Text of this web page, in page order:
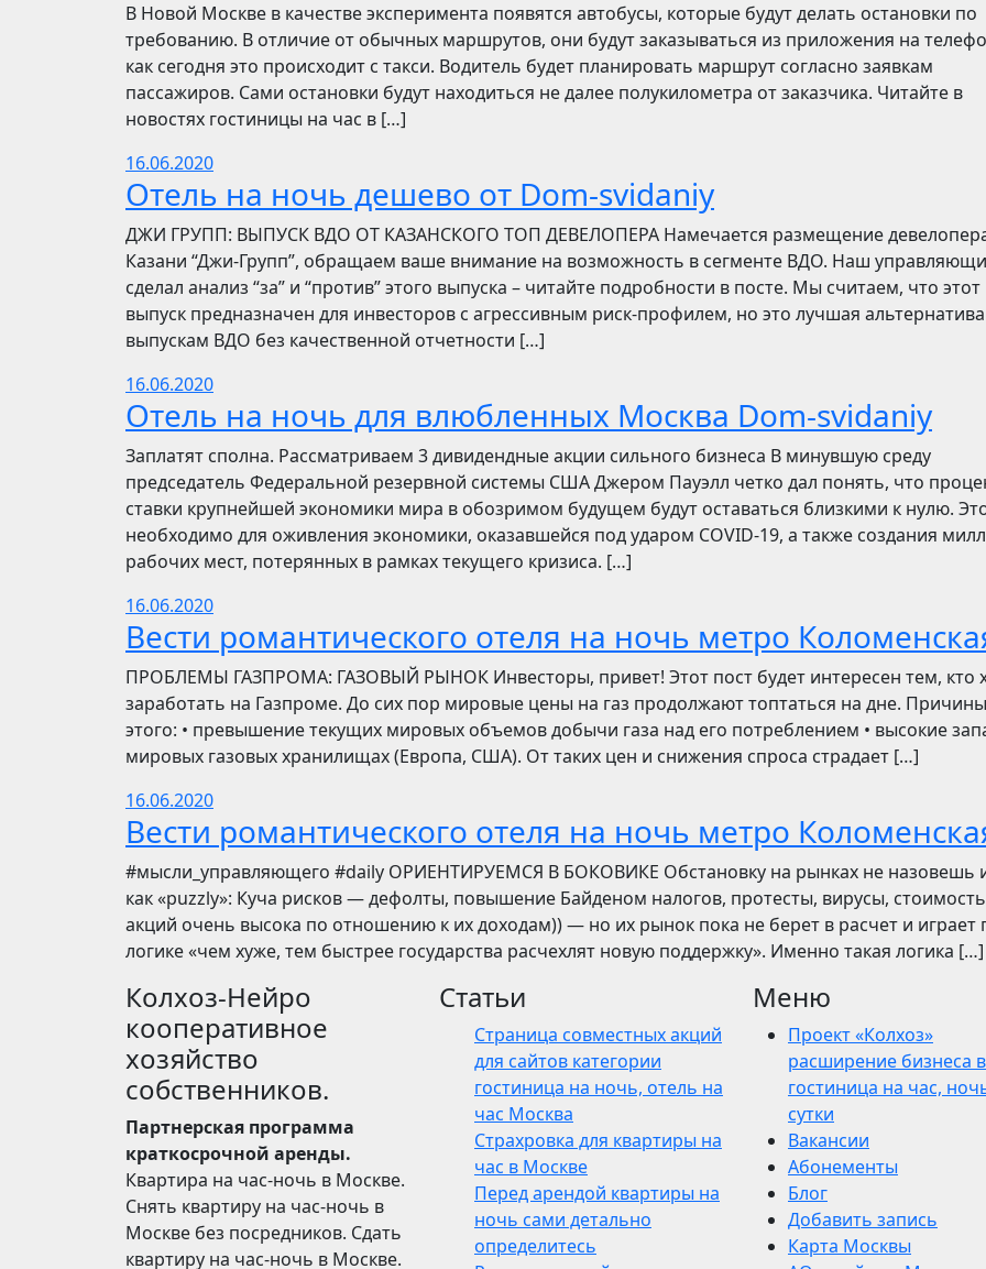
В Новой Москве в качестве эксперимента появятся автобусы, которые будут делать остановки по
требованию. В отличие от обычных маршрутов, они будут заказываться из приложения на
как сегодня это происходит с такси. Водитель будет планировать маршрут согласно заявкам
пассажиров. Сами остановки будут находиться не далее полукилометра от заказчика. Читайте в
новостях гостиницы на час в […]
16.06.2020
Отель на ночь дешево от Dom-svidaniy
​​ДЖИ ГРУПП: ВЫПУСК ВДО ОТ КАЗАНСКОГО ТОП ДЕВЕЛОПЕРА Намечается размещение
Казани “Джи-Групп”, обращаем ваше внимание на возможность в сегменте ВДО. Наш
сделал анализ “за” и “против” этого выпуска – читайте подробности в посте. Мы считаем, что этот
выпуск предназначен для инвесторов с агрессивным риск-профилем, но это лучшая альтернатива
выпускам ВДО без качественной отчетности […]
16.06.2020
Отель на ночь для влюбленных Москва Dom-svidaniy
Заплатят сполна. Рассматриваем 3 дивидендные акции сильного бизнеса В минувшую среду
председатель Федеральной резервной системы США Джером Пауэлл четко дал понять, что
ставки крупнейшей экономики мира в обозримом будущем будут оставаться близкими к нулю.
необходимо для оживления экономики, оказавшейся под ударом COVID-19, а также создания
рабочих мест, потерянных в рамках текущего кризиса. […]
16.06.2020
Вести романтического отеля на ночь метро
ПРОБЛЕМЫ ГАЗПРОМА: ГАЗОВЫЙ РЫНОК Инвесторы, привет! Этот пост будет интересен тем, кто
заработать на Газпроме. До сих пор мировые цены на газ продолжают топтаться на дне. Причины
этого: • превышение текущих мировых объемов добычи газа над его потреблением • высокие
мировых газовых хранилищах (Европа, США). От таких цен и снижения спроса страдает […]
16.06.2020
Вести романтического отеля на ночь метро
​​#мысли_управляющего #daily ОРИЕНТИРУЕМСЯ В БОКОВИКЕ Обстановку на рынках не назовешь
как «puzzly»: Куча рисков — дефолты, повышение Байденом налогов, протесты, вирусы, стоимость
акций очень высока по отношению к их доходам)) — но их рынок пока не берет в расчет и играет
логике «чем хуже, тем быстрее государства расчехлят новую поддержку». Именно такая логика […]
Колхоз-Нейро
кооперативное
хозяйство
собственников.
Партнерская программа
краткосрочной аренды.
Квартира на час-ночь в Москве.
Снять квартиру на час-ночь в
Москве без посредников. Сдать
квартиру на час-ночь в Москве.
Статьи
Страница совместных акций
для сайтов категории
гостиница на ночь, отель на
час Москва
Страхровка для квартиры на
час в Москве
Перед арендой квартиры на
ночь сами детально
определитесь
Меню
Проект «Колхоз»
расширение бизнеса
гостиница на час,
сутки
Вакансии
Абонементы
Блог
Добавить запись
Карта Москвы